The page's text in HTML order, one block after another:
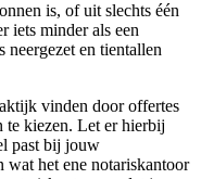
is, of uit slechts één
iets minder als een
en tientallen
vinden door offertes
te kiezen. Let er hierbij
past bij jouw
wat het ene notariskantoor